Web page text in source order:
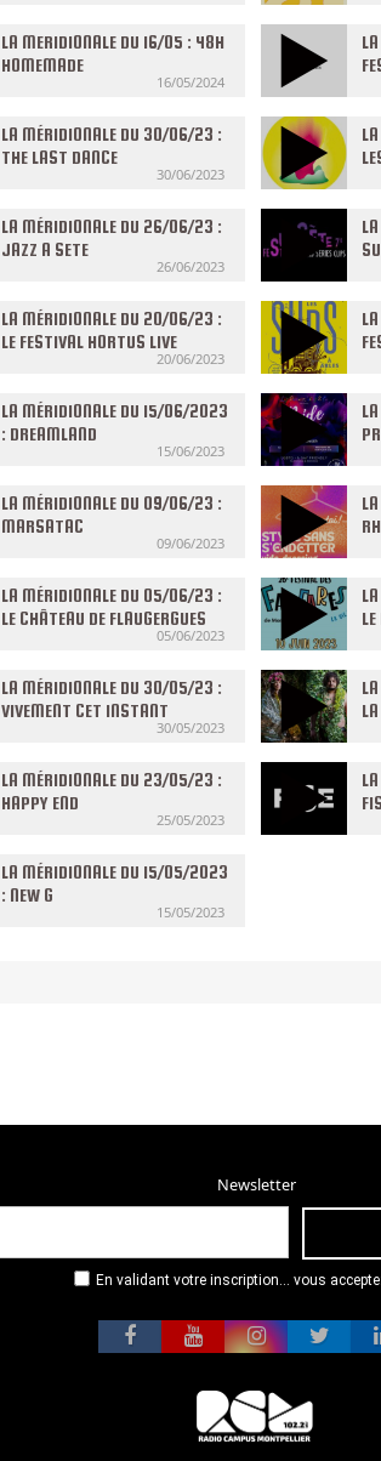
LA MERIDIONALE DU 16/05 : 48H
HOMEMADE
16/05/2024
LA MÉRIDIONALE DU 30/06/23 :
THE LAST DANCE
30/06/2023
LA MÉRIDIONALE DU 26/06/23 :
JAZZ A SETE
26/06/2023
LA MÉRIDIONALE DU 20/06/23 :
LE FESTIVAL HORTUS LIVE
20/06/2023
LA MÉRIDIONALE DU 15/06/2023
: DREAMLAND
15/06/2023
LA MÉRIDIONALE DU 09/06/23 :
MARSATAC
09/06/2023
LA MÉRIDIONALE DU 05/06/23 :
LE CHÂTEAU DE FLAUGERGUES
05/06/2023
LA MÉRIDIONALE DU 30/05/23 :
VIVEMENT CET INSTANT
30/05/2023
LA MÉRIDIONALE DU 23/05/23 :
HAPPY END
25/05/2023
LA MÉRIDIONALE DU 15/05/2023
: NEW G
15/05/2023
Newsletter
En validant votre inscription... vous
adresse email dans le but de vous envoyer
mensuellement sa lettre d’informations.
politique de confidentialité.